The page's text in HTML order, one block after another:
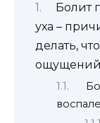
Болит
уха –
делать,
ощущений